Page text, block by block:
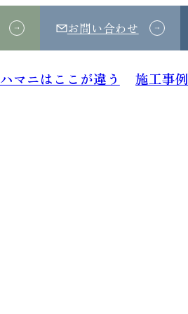
お問い合わせ
ハマニはここが違う 施工事例